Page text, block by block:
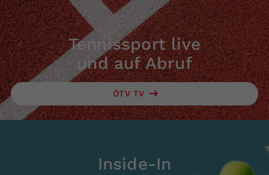
Tennissport live
und auf Abruf
ÖTV TV
Inside-In